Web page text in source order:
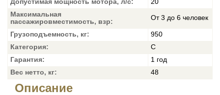
Допустимая мощность мотора, л/с:
20
Максимальная
пассажировместимость, взр:
От 3 до 6 человек
Грузоподъемность, кг:
950
Категория:
С
Гарантия:
1 год
Вес нетто, кг:
48
Описание